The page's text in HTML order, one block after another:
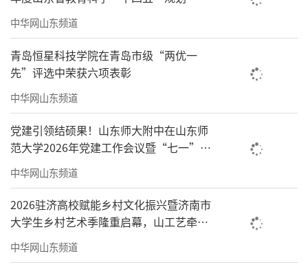
项目立项
中华网山东频道
青岛恒星科技学院在青岛市级“两优一
先”评选中荣获六项表彰
中华网山东频道
党建引领结硕果！山东师大附中在山东师
范大学2026年党建工作会议暨“七一”先
优表彰大会上获多项荣誉
中华网山东频道
2026驻济高校赋能乡村文化振兴暨济南市
大学生乡村艺术季隆重启幕，山工艺牵头
打造乡村振兴齐鲁样板
中华网山东频道